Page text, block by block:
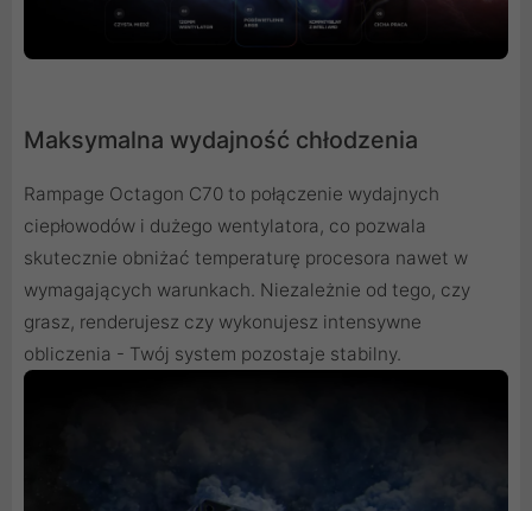
Maksymalna wydajność chłodzenia
Rampage Octagon C70 to połączenie wydajnych
ciepłowodów i dużego wentylatora, co pozwala
skutecznie obniżać temperaturę procesora nawet w
wymagających warunkach. Niezależnie od tego, czy
grasz, renderujesz czy wykonujesz intensywne
obliczenia - Twój system pozostaje stabilny.